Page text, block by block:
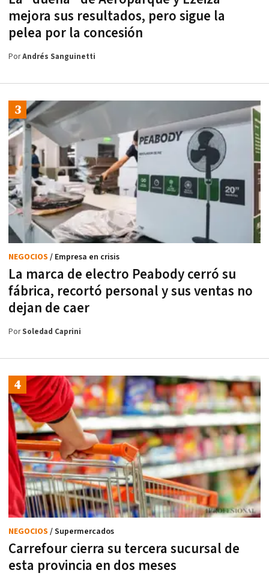
mejora sus resultados, pero sigue la
pelea por la concesión
PorAndrés Sanguinetti
La marca de electro Peabody cerró su
fábrica, recortó personal y sus ventas no
dejan de caer
NEGOCIOS / Empresa en crisis
PorSoledad Caprini
Carrefour cierra su tercera sucursal de
esta provincia en dos meses
NEGOCIOS / Supermercados